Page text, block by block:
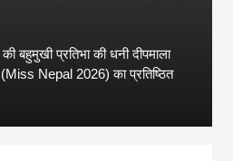
बहुमुखी प्रतिभा की धनी दीपमाला
Nepal 2026) का प्रतिष्ठित